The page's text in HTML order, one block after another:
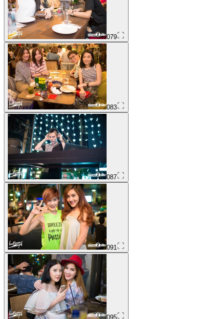
079
083
087
091
095